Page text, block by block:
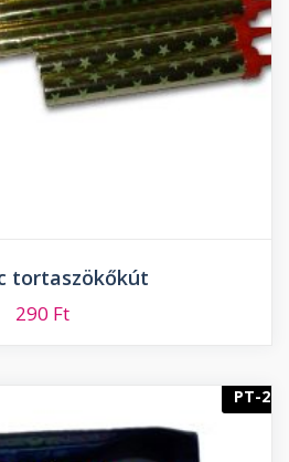
tortaszökőkút
290 Ft
PT-2